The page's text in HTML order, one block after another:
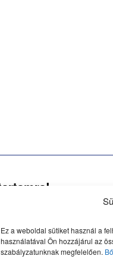
Ez a weboldal sütiket használ a
használatával Ön hozzájárul az
szabályzatunknak megfelelően.